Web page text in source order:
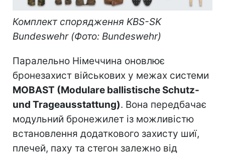
Комплект спорядження KBS-SK
Bundeswehr (Фото: Bundeswehr)
Паралельно Німеччина оновлює
бронезахист військових у межах системи
MOBAST (Modulare ballistische Schutz-
und Trageausstattung). Вона передбачає
модульний бронежилет із можливістю
встановлення додаткового захисту шиї,
плечей, паху та стегон залежно від